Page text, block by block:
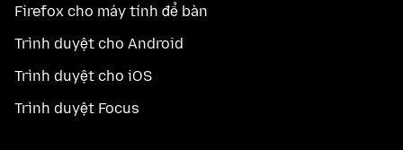
Firefox cho máy tính để bàn
Trình duyệt cho Android
Trình duyệt cho iOS
Trình duyệt Focus